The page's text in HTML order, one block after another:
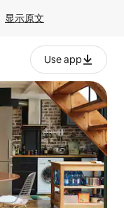
显示原文
Use app